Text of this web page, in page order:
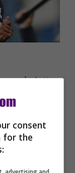
non è detto
fare un
il
e
consent
for the